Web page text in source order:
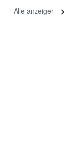
Alle anzeigen